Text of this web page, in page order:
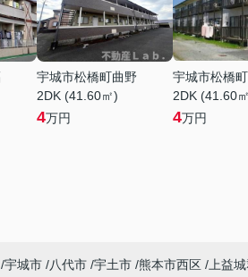
宇城市松橋町曲野
2DK (41.60㎡)
4万円
宇城市松橋
2DK (41.60
4万円
宇城市 八代市 宇土市 熊本市西区
上益